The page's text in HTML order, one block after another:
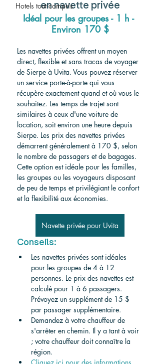
Hotels tout compris
en navette privée
Idéal pour les groupes - 1 h -
Environ 170 $
Les navettes privées offrent un moyen
direct, flexible et sans tracas de voyager
de Sierpe à Uvita. Vous pouvez réserver
un service porte-à-porte qui vous
récupère exactement quand et où vous le
souhaitez. Les temps de trajet sont
similaires à ceux d'une voiture de
location, soit environ une heure depuis
Sierpe. Les prix des navettes privées
démarrent généralement à 170 $, selon
le nombre de passagers et de bagages.
Cette option est idéale pour les familles,
les groupes ou les voyageurs disposant
de peu de temps et privilégiant le confort
et la flexibilité aux économies.
Navette privée pour Uvita
Conseils:
Les navettes privées sont idéales
pour les groupes de 4 à 12
personnes. Le prix des navettes est
calculé pour 1 à 6 passagers.
Prévoyez un supplément de 15 $
par passager supplémentaire.
Demandez à votre chauffeur de
s'arrêter en chemin. Il y a tant à voir
; votre chauffeur doit connaître la
région.
Cliquez ici pour des informations